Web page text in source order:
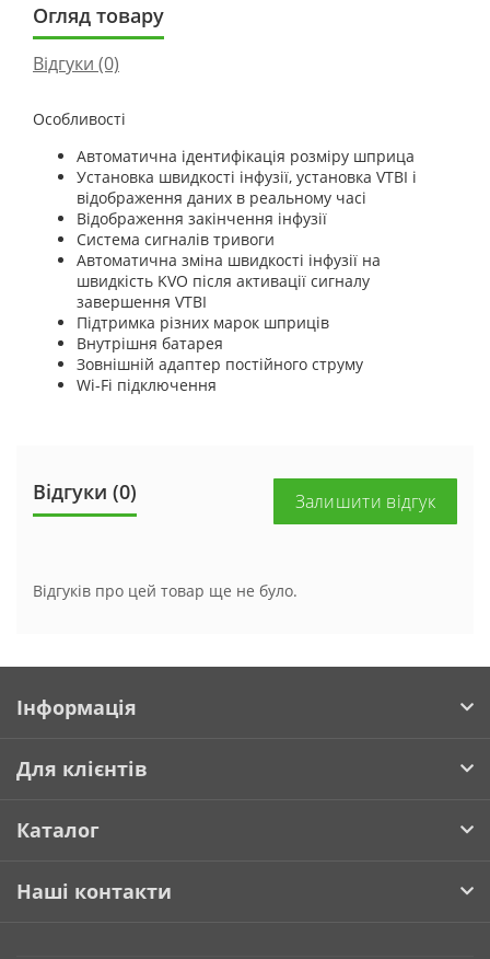
Огляд товару
Відгуки (0)
Особливості
Автоматична ідентифікація розміру шприца
Установка швидкості інфузії, установка VTBI і
відображення даних в реальному часі
Відображення закінчення інфузії
Система сигналів тривоги
Автоматична зміна швидкості інфузії на
швидкість KVO після активації сигналу
завершення VTBI
Підтримка різних марок шприців
Внутрішня батарея
Зовнішній адаптер постійного струму
Wi-Fi підключення
Відгуки (0) Залишити відгук
Відгуків про цей товар ще не було.
Інформація
Для клієнтів
Каталог
Наші контакти